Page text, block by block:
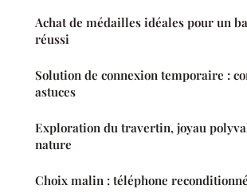
Achat de médailles idéales pour un
réussi
Solution de connexion temporaire :
astuces
Exploration du travertin, joyau
nature
Choix malin : téléphone